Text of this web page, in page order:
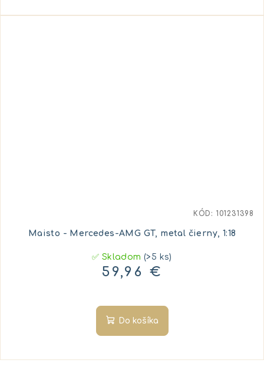
Maisto - Mercedes-AMG GT, metal čierny, 1:18
✅ Skladom(>5 ks)
59,96 €
Do košíka
KÓD: 101231398